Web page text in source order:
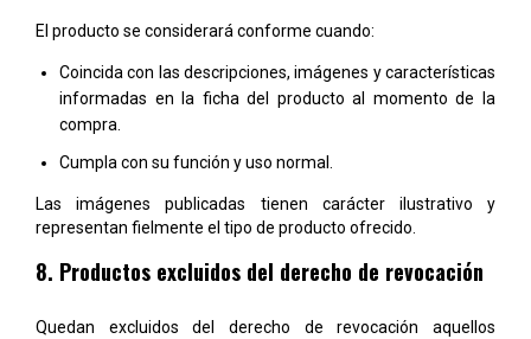
El producto se considerará conforme cuando:
Coincida con las descripciones, imágenes y características
informadas en la ficha del producto al momento de la
compra.
Cumpla con su función y uso normal.
Las imágenes publicadas tienen carácter ilustrativo y
representan fielmente el tipo de producto ofrecido.
8. Productos excluidos del derecho de revocación
Quedan excluidos del derecho de revocación aquellos